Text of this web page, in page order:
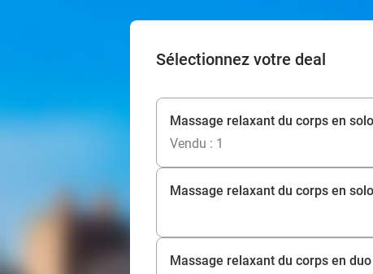
Sélectionnez votre deal
Massage relaxant du corps en
Vendu : 1
Massage relaxant du corps en
Massage relaxant du corps en